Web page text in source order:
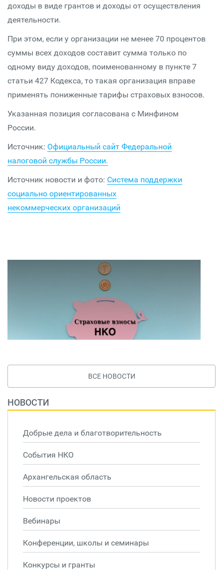
доходы в виде грантов и доходы от осуществления
деятельности.
При этом, если у организации не менее 70 процентов
суммы всех доходов составит сумма только по
одному виду доходов, поименованному в пункте 7
статьи 427 Кодекса, то такая организация вправе
применять пониженные тарифы страховых взносов.
Указанная позиция согласована с Минфином
России.
Источник: Официальный сайт Федеральной
налоговой службы России.
Источник новости и фото: Система поддержки
социально ориентированных
некоммерческих организаций
ВСЕ НОВОСТИ
НОВОСТИ
Добрые дела и благотворительность
События НКО
Архангельская область
Новости проектов
Вебинары
Конференции, школы и семинары
Конкурсы и гранты